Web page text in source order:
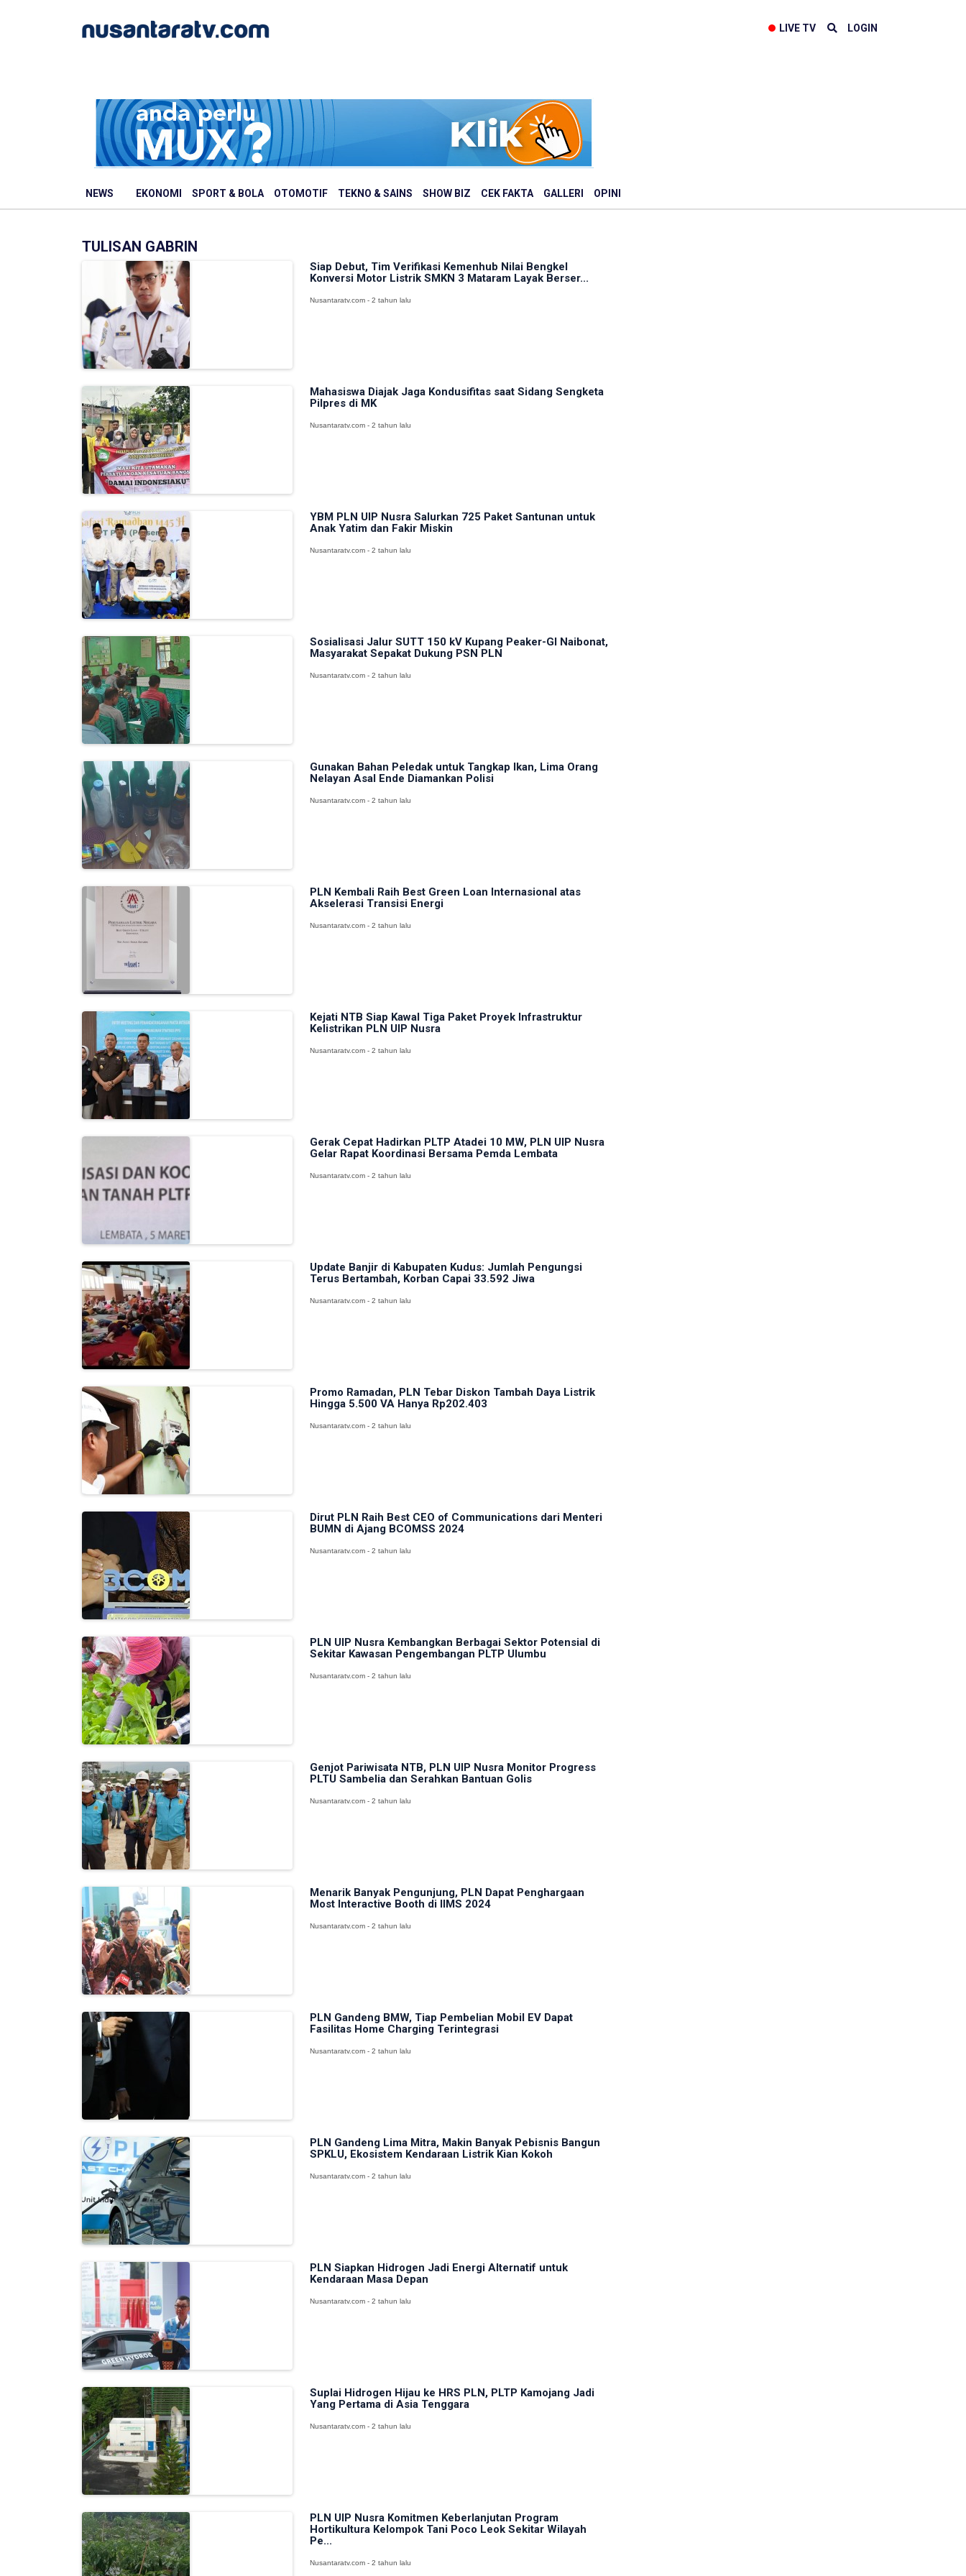
LIVE TV LOGIN
NEWS EKONOMI SPORT & BOLA OTOMOTIF TEKNO & SAINS SHOW BIZ CEK FAKTA GALLERI OPINI
TULISAN GABRIN
Siap Debut, Tim Verifikasi Kemenhub Nilai Bengkel
Konversi Motor Listrik SMKN 3 Mataram Layak Berser...
Nusantaratv.com - 2 tahun lalu
Mahasiswa Diajak Jaga Kondusifitas saat Sidang Sengketa
Pilpres di MK
Nusantaratv.com - 2 tahun lalu
YBM PLN UIP Nusra Salurkan 725 Paket Santunan untuk
Anak Yatim dan Fakir Miskin
Nusantaratv.com - 2 tahun lalu
Sosialisasi Jalur SUTT 150 kV Kupang Peaker-GI Naibonat,
Masyarakat Sepakat Dukung PSN PLN
Nusantaratv.com - 2 tahun lalu
Gunakan Bahan Peledak untuk Tangkap Ikan, Lima Orang
Nelayan Asal Ende Diamankan Polisi
Nusantaratv.com - 2 tahun lalu
PLN Kembali Raih Best Green Loan Internasional atas
Akselerasi Transisi Energi
Nusantaratv.com - 2 tahun lalu
Kejati NTB Siap Kawal Tiga Paket Proyek Infrastruktur
Kelistrikan PLN UIP Nusra
Nusantaratv.com - 2 tahun lalu
Gerak Cepat Hadirkan PLTP Atadei 10 MW, PLN UIP Nusra
Gelar Rapat Koordinasi Bersama Pemda Lembata
Nusantaratv.com - 2 tahun lalu
Update Banjir di Kabupaten Kudus: Jumlah Pengungsi
Terus Bertambah, Korban Capai 33.592 Jiwa
Nusantaratv.com - 2 tahun lalu
Promo Ramadan, PLN Tebar Diskon Tambah Daya Listrik
Hingga 5.500 VA Hanya Rp202.403
Nusantaratv.com - 2 tahun lalu
Dirut PLN Raih Best CEO of Communications dari Menteri
BUMN di Ajang BCOMSS 2024
Nusantaratv.com - 2 tahun lalu
PLN UIP Nusra Kembangkan Berbagai Sektor Potensial di
Sekitar Kawasan Pengembangan PLTP Ulumbu
Nusantaratv.com - 2 tahun lalu
Genjot Pariwisata NTB, PLN UIP Nusra Monitor Progress
PLTU Sambelia dan Serahkan Bantuan Golis
Nusantaratv.com - 2 tahun lalu
Menarik Banyak Pengunjung, PLN Dapat Penghargaan
Most Interactive Booth di IIMS 2024
Nusantaratv.com - 2 tahun lalu
PLN Gandeng BMW, Tiap Pembelian Mobil EV Dapat
Fasilitas Home Charging Terintegrasi
Nusantaratv.com - 2 tahun lalu
PLN Gandeng Lima Mitra, Makin Banyak Pebisnis Bangun
SPKLU, Ekosistem Kendaraan Listrik Kian Kokoh
Nusantaratv.com - 2 tahun lalu
PLN Siapkan Hidrogen Jadi Energi Alternatif untuk
Kendaraan Masa Depan
Nusantaratv.com - 2 tahun lalu
Suplai Hidrogen Hijau ke HRS PLN, PLTP Kamojang Jadi
Yang Pertama di Asia Tenggara
Nusantaratv.com - 2 tahun lalu
PLN UIP Nusra Komitmen Keberlanjutan Program
Hortikultura Kelompok Tani Poco Leok Sekitar Wilayah
Pe...
Nusantaratv.com - 2 tahun lalu